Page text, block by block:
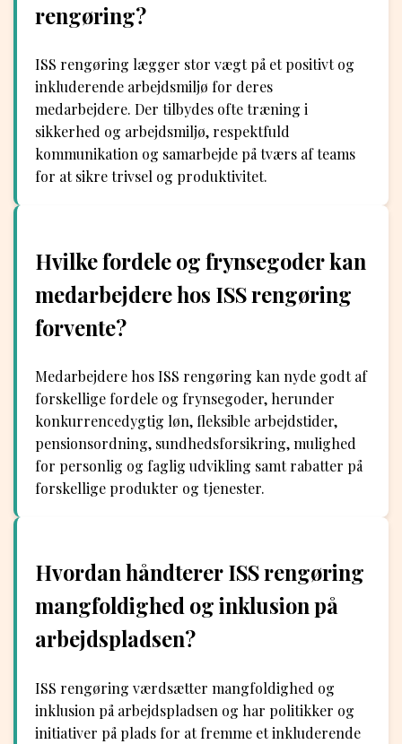
rengøring?
ISS rengøring lægger stor vægt på et positivt og
inkluderende arbejdsmiljø for deres
medarbejdere. Der tilbydes ofte træning i
sikkerhed og arbejdsmiljø, respektfuld
kommunikation og samarbejde på tværs af teams
for at sikre trivsel og produktivitet.
Hvilke fordele og frynsegoder kan
medarbejdere hos ISS rengøring
forvente?
Medarbejdere hos ISS rengøring kan nyde godt af
forskellige fordele og frynsegoder, herunder
konkurrencedygtig løn, fleksible arbejdstider,
pensionsordning, sundhedsforsikring, mulighed
for personlig og faglig udvikling samt rabatter på
forskellige produkter og tjenester.
Hvordan håndterer ISS rengøring
mangfoldighed og inklusion på
arbejdspladsen?
ISS rengøring værdsætter mangfoldighed og
inklusion på arbejdspladsen og har politikker og
initiativer på plads for at fremme et inkluderende